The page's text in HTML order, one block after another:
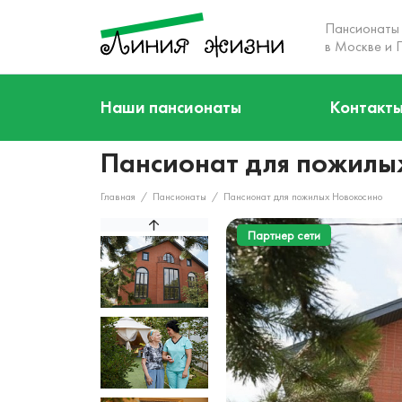
в Москве и
Наши пансионаты
Наша команда
Акции
Наши пансионатыПансионат для
Главная / Пансионаты / Пансионат для пожилых Новокосино
Партнер сети